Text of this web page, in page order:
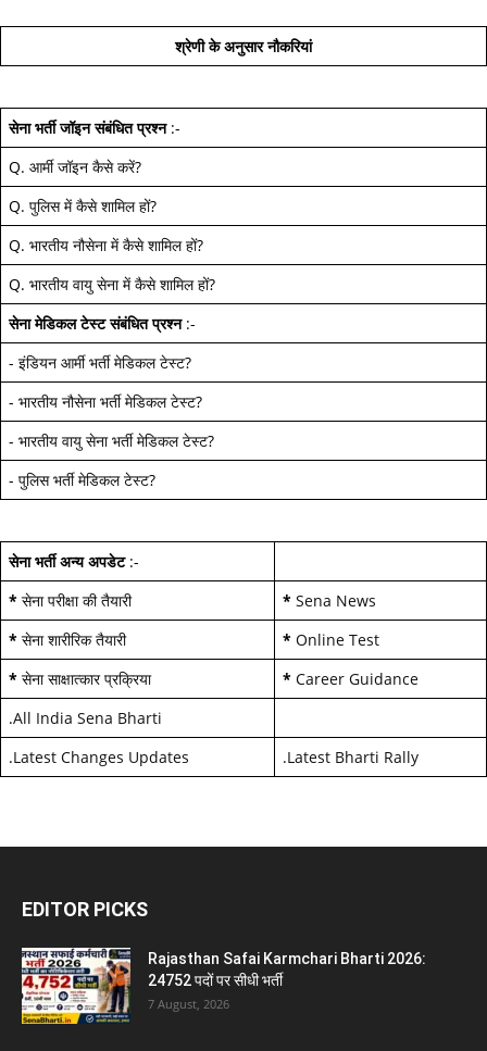
श्रेणी के अनुसार नौकरियां
सेना भर्ती जॉइन संबंधित प्रश्न:-
Q. आर्मी जॉइन कैसे करें?
Q. पुलिस में कैसे शामिल हों?
Q. भारतीय नौसेना में कैसे शामिल हों?
Q. भारतीय वायु सेना में कैसे शामिल हों?
सेना मेडिकल टेस्ट संबंधित प्रश्न:-
- इंडियन आर्मी भर्ती मेडिकल टेस्ट?
- भारतीय नौसेना भर्ती मेडिकल टेस्ट?
- भारतीय वायु सेना भर्ती मेडिकल टेस्ट?
- पुलिस भर्ती मेडिकल टेस्ट?
सेना भर्ती अन्य अपडेट:-
* सेना परीक्षा की तैयारी * Sena News
* सेना शारीरिक तैयारी * Online Test
* सेना साक्षात्कार प्रक्रिया * Career Guidance
.All India Sena Bharti
.Latest Changes Updates .Latest Bharti Rally
EDITOR PICKS
Rajasthan Safai Karmchari Bharti 2026:
24752 पदों पर सीधी भर्ती
7 August, 2026